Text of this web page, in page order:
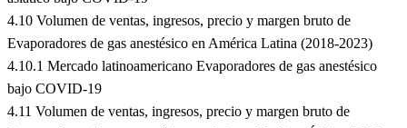
4.10 Volumen de ventas, ingresos, precio y margen bruto de
Evaporadores de gas anestésico en América Latina (2018-2023)
4.10.1 Mercado latinoamericano Evaporadores de gas anestésico
bajo COVID-19
4.11 Volumen de ventas, ingresos, precio y margen bruto de